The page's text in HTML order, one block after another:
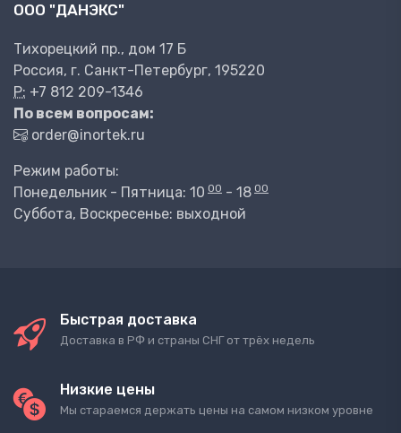
ООО "ДАНЭКС"
Тихорецкий пр., дом 17 Б
Россия, г. Санкт-Петербург, 195220
P: +7 812 209-1346
По всем вопросам:
order@inortek.ru
Режим работы:
Понедельник - Пятница: 10 00 - 18 00
Суббота, Воскресенье: выходной
Быстрая доставка
Доставка в РФ и страны СНГ от трёх недель
Низкие цены
Мы стараемся держать цены на самом низком уровне